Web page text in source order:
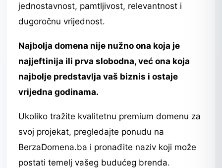
jednostavnost, pamtljivost, relevantnost i
dugoročnu vrijednost.
Najbolja domena nije nužno ona koja je
najjeftinija ili prva slobodna, već ona koja
najbolje predstavlja vaš biznis i ostaje
vrijedna godinama.
Ukoliko tražite kvalitetnu premium domenu za
svoj projekat, pregledajte ponudu na
BerzaDomena.ba i pronađite naziv koji može
postati temelj vašeg budućeg brenda.